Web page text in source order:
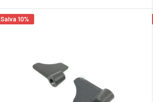
Salva 10%